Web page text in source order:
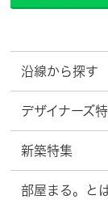
沿線から探す
デザイナーズ
新築特集
部屋まる。と